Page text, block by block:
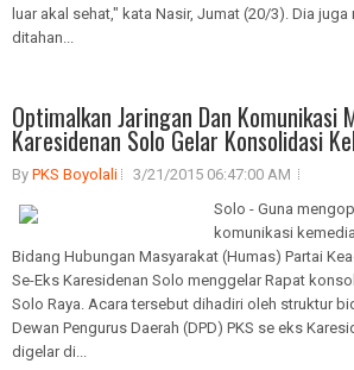
luar akal sehat," kata Nasir, Jumat (20/3). Dia
ditahan...
Optimalkan Jaringan Dan Komunikasi
Karesidenan Solo Gelar Konsolidasi
By PKS Boyolali
3/21/2015 06:47:00 AM
Solo - Guna
komunikasi
Bidang Hubungan Masyarakat (Humas) Partai
Se-Eks Karesidenan Solo menggelar Rapat
Solo Raya. Acara tersebut dihadiri oleh struktur
Dewan Pengurus Daerah (DPD) PKS se eks
digelar di...